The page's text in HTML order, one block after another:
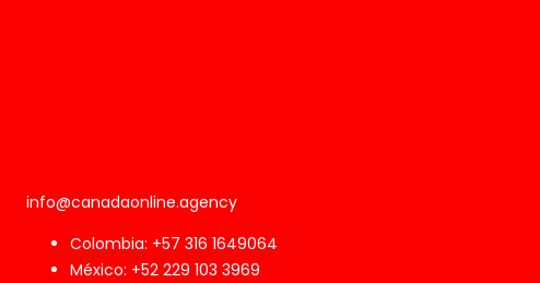
info@canadaonline.agency
Colombia: +57 316 1649064
México: +52 229 103 3969